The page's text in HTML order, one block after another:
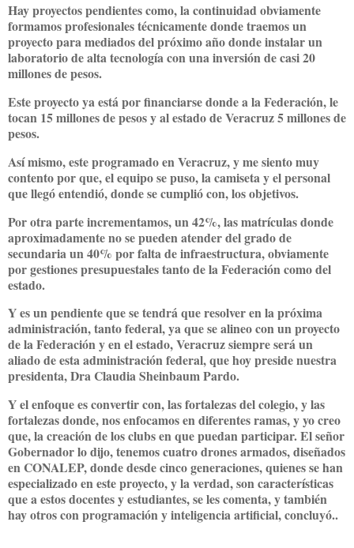
Hay proyectos pendientes como, la continuidad obviamente
formamos profesionales técnicamente donde traemos un
proyecto para mediados del próximo año donde instalar un
laboratorio de alta tecnología con una inversión de casi 20
millones de pesos.
Este proyecto ya está por financiarse donde a la Federación, le
tocan 15 millones de pesos y al estado de Veracruz 5 millones de
pesos.
Así mismo, este programado en Veracruz, y me siento muy
contento por que, el equipo se puso, la camiseta y el personal
que llegó entendió, donde se cumplió con, los objetivos.
Por otra parte incrementamos, un 42%, las matrículas donde
aproximadamente no se pueden atender del grado de
secundaria un 40% por falta de infraestructura, obviamente
por gestiones presupuestales tanto de la Federación como del
estado.
Y es un pendiente que se tendrá que resolver en la próxima
administración, tanto federal, ya que se alineo con un proyecto
de la Federación y en el estado, Veracruz siempre será un
aliado de esta administración federal, que hoy preside nuestra
presidenta, Dra Claudia Sheinbaum Pardo.
Y el enfoque es convertir con, las fortalezas del colegio, y las
fortalezas donde, nos enfocamos en diferentes ramas, y yo creo
que, la creación de los clubs en que puedan participar. El señor
Gobernador lo dijo, tenemos cuatro drones armados, diseñados
en CONALEP, donde desde cinco generaciones, quienes se han
especializado en este proyecto, y la verdad, son características
que a estos docentes y estudiantes, se les comenta, y también
hay otros con programación y inteligencia artificial, concluyó..